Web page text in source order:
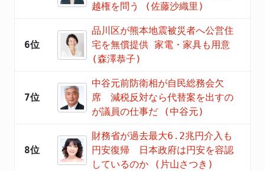
越権を問う (佐藤沙織里)
6位
品川区が熊本地震被災者へ公営住
宅を無償提供 家電・家具も用意
(森澤恭子)
7位
中谷元前防衛相が自民総務会欠
席 減税反対なら代替案を出すの
が議員の仕事だ (中谷元)
8位
財務省が過去最大6.2兆円介入も
円安復帰 日本政府は円安を容認
しているのか (片山さつき)